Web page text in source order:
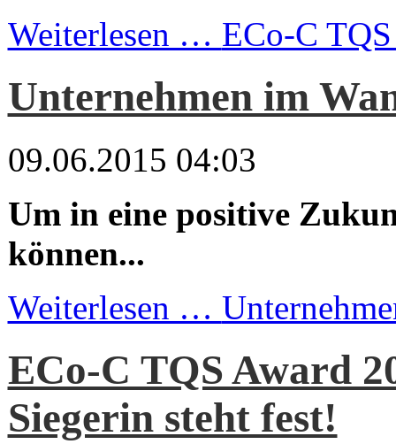
Weiterlesen … ECo-C
Unternehmen im
09.06.2015 04:03
Um in eine positive
können...
Weiterlesen …
ECo-C TQS Award
Siegerin steht fest!